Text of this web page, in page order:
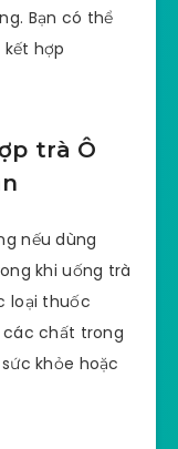
Bạn có thể
hợp
trà Ô
nếu dùng
khi uống trà
loại thuốc
chất trong
khỏe hoặc